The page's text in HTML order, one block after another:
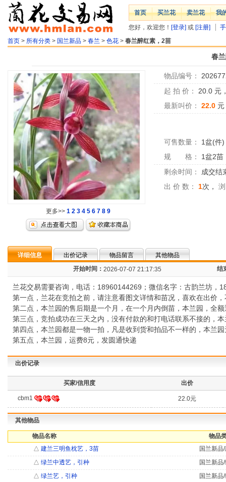
首页 买兰花 卖兰花 我
您好，欢迎您！ [登录] 或 [注册]
首页 > 所有分类 > 国兰新品 > 春兰 > 色花 > 春兰醉红素，2苗
春
更多>> 1 2 3 4 5 6 7 8 9
物品编号：
起 拍 价：
20.0 元
最新叫价：
22.0 元
可售数量： 1盆(件)
规 格：
1盆2苗
剩余时间：
成交结
出 价 数：
1次，
详细信息 出价记录 物品留言
其他物品
开始时间： 2026-07-07 21:17:35 结
兰花交易需要咨询，电话：18960144269；微信名字：古韵兰坊，
第一点，兰花在竞拍之前，请注意看图文详情和苗况，喜欢在出价
第二点，本兰园的售后期是一个月，在一个月内倒苗，本兰园，全
第三点，竞拍成功在三天之内，没有付款的和打电话联系不接的，
第四点，本兰园都是一物一拍，凡是收到货和拍品不一样的，本兰
第五点，本兰园，运费8元，发圆通快递
出价记录
买家/信用度 出价
cbm1 22.0元
其他物品
物品名称
物品
△ 建兰三明鱼枕艺，3苗
国兰新品
△ 绿兰中透艺，引种
国兰新品
△ 绿兰艺，引种
国兰新品